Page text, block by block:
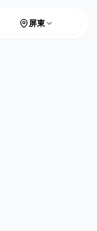
屏東